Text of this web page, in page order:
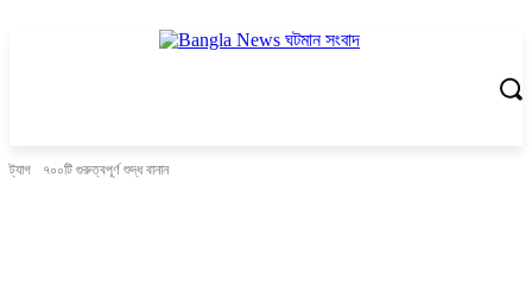
ট্যাগ ৭০০টি গুরুত্বপূর্ণ শুদ্ধ বানান